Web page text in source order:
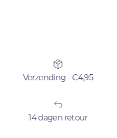
Verzending - €4,95
14 dagen retour